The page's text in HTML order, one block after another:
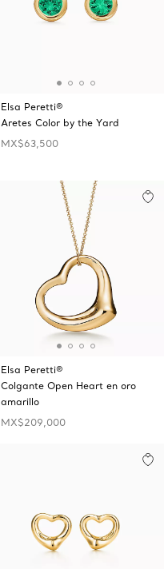
Elsa Peretti®
Aretes Color by the Yard
MX$63,500
Elsa Peretti®
Colgante Open Heart en oro
amarillo
MX$209,000